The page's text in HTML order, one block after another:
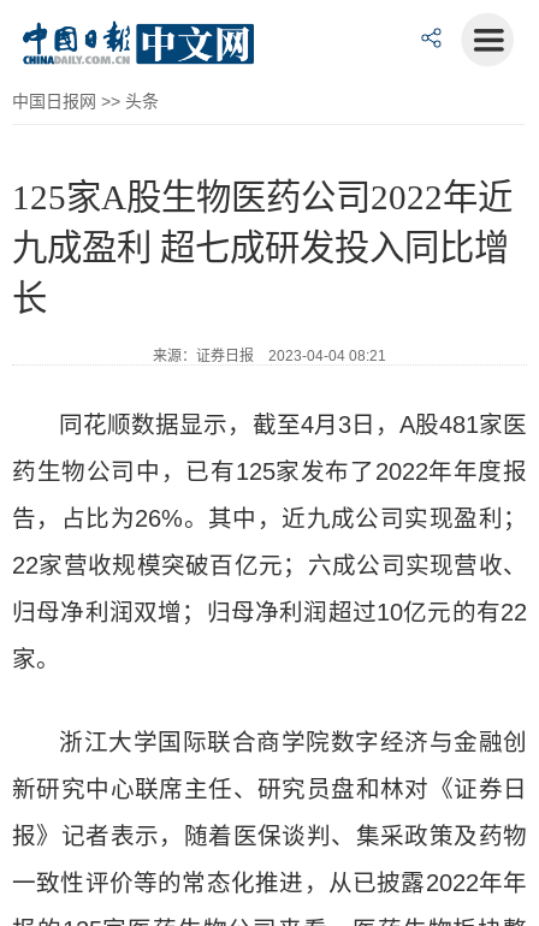
中国日报网 >> 头条
125家A股生物医药公司2022年近
九成盈利 超七成研发投入同比增
长
来源：证券日报 2023-04-04 08:21
同花顺数据显示，截至4月3日，A股481家医
药生物公司中，已有125家发布了2022年年度报
告，占比为26%。其中，近九成公司实现盈利；
22家营收规模突破百亿元；六成公司实现营收、
归母净利润双增；归母净利润超过10亿元的有22
家。
浙江大学国际联合商学院数字经济与金融创
新研究中心联席主任、研究员盘和林对《证券日
报》记者表示，随着医保谈判、集采政策及药物
一致性评价等的常态化推进，从已披露2022年年